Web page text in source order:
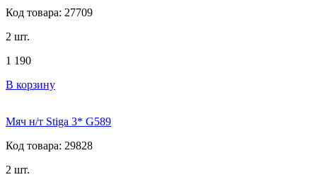
Код товара: 27709
2 шт.
1 190
В корзину
Мяч н/т Stiga 3* G589
Код товара: 29828
2 шт.